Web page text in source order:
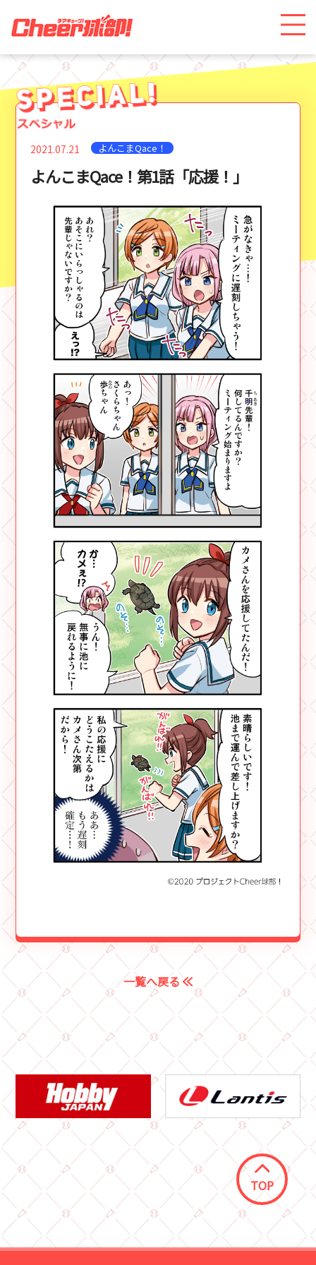
2021.07.21 よんこまQace！
よんこまQace！第1話「応援！」
一覧へ戻る
TOP